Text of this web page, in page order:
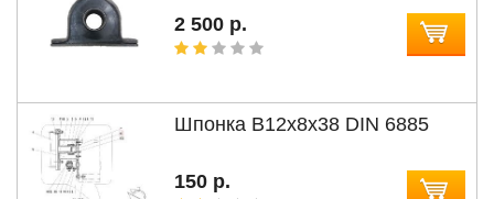
2 500 р.
Шпонка В12x8x38 DIN 6885
150 р.